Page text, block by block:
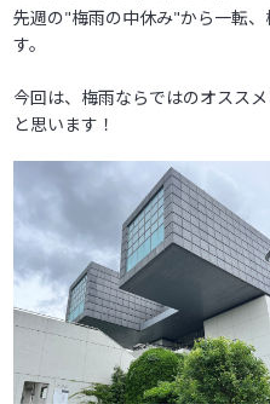
受験
先週の"梅雨の中休み"から一転
す。
今回は、梅雨ならではのオスス
と思います！